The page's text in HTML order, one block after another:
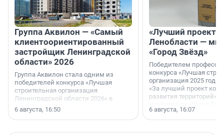
Группа Аквилон — «Самый
клиентоориентированный
застройщик Ленинградской
области» 2026
Группа Аквилон стала одним из
победителей конкурса «Лучшая
строительная организация
Ленинградской области 2026» в
номинации «Самый
клиентоориентированный
застройщик Ленинградской
области».
6 августа, 16:50
«Лучший проект
Ленобласти —
«Город Звёзд»
Победителем
конкурса «Лучшая
организация 2025
«За лучший проект
развития территорий»
6 августа, 16:07